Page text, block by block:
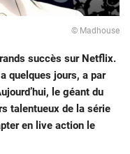
© Madhouse
succès sur Netflix.
quelques jours, a par
le géant du
talentueux de la série
en live action le